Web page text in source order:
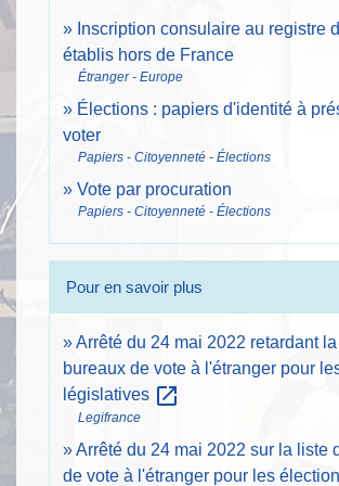
Inscription consulaire au registre
établis hors de France
Étranger - Europe
Élections : papiers d'identité à
voter
Papiers - Citoyenneté - Élections
Vote par procuration
Papiers - Citoyenneté - Élections
Pour en savoir plus
Arrêté du 24 mai 2022 retardant
bureaux de vote à l'étranger pour
législatives open_in_new
Legifrance
Arrêté du 24 mai 2022 sur la liste
de vote à l'étranger pour les